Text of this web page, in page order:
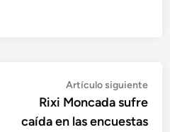
Artículo siguiente
Rixi Moncada sufre
caída en las encuestas